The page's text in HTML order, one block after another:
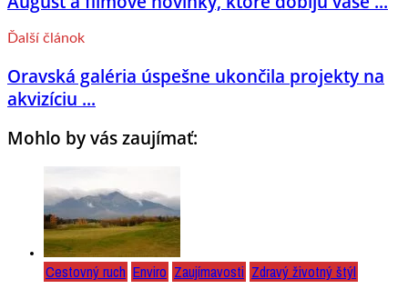
Ďalší článok
Oravská galéria úspešne ukončila projekty na
akvizíciu ...
Mohlo by vás zaujímať:
Cestovný ruch Enviro Zaujímavosti Zdravý životný štýl